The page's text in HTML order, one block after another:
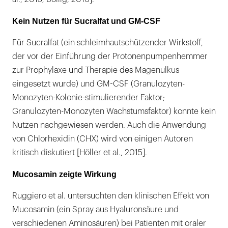
Kein Nutzen für Sucralfat und GM-CSF
Für Sucralfat (ein schleimhautschützender Wirkstoff,
der vor der Einführung der Protonenpumpenhemmer
zur Prophylaxe und Therapie des Magenulkus
eingesetzt wurde) und GM-CSF (Granulozyten-
Monozyten-Kolonie-stimulierender Faktor;
Granulozyten-Monozyten Wachstumsfaktor) konnte kein
Nutzen nachgewiesen werden. Auch die Anwendung
von Chlorhexidin (CHX) wird von einigen Autoren
kritisch diskutiert [Höller et al., 2015].
Mucosamin zeigte Wirkung
Ruggiero et al. untersuchten den klinischen Effekt von
Mucosamin (ein Spray aus Hyaluronsäure und
verschiedenen Aminosäuren) bei Patienten mit oraler